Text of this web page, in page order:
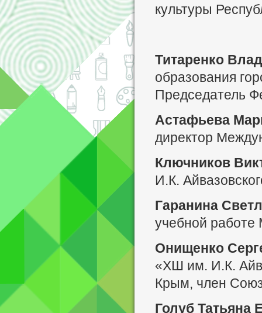
культуры
Титаренко
образования
Председатель
Астафьева
директор
Ключников
И.К.
Гаранина
учебной
Онищенко
«ХШ им. И.К.
Крым, член
Голуб Татьяна